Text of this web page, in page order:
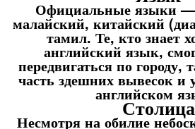
Официальные языки —
малайский, китайский
тамил. Те, кто знает
английский язык,
передвигаться по городу,
часть здешних вывесок и
английском
Столица
Несмотря на обилие